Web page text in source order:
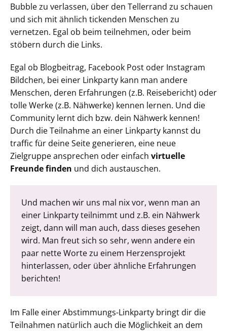
Bubble zu verlassen, über den Tellerrand zu schauen
und sich mit ähnlich tickenden Menschen zu
vernetzen. Egal ob beim teilnehmen, oder beim
stöbern durch die Links.
Egal ob Blogbeitrag, Facebook Post oder Instagram
Bildchen, bei einer Linkparty kann man andere
Menschen, deren Erfahrungen (z.B. Reisebericht) oder
tolle Werke (z.B. Nähwerke) kennen lernen. Und die
Community lernt dich bzw. dein Nähwerk kennen!
Durch die Teilnahme an einer Linkparty kannst du
traffic für deine Seite generieren, eine neue
Zielgruppe ansprechen oder einfach virtuelle
Freunde finden und dich austauschen.
Und machen wir uns mal nix vor, wenn man an
einer Linkparty teilnimmt und z.B. ein Nähwerk
zeigt, dann will man auch, dass dieses gesehen
wird. Man freut sich so sehr, wenn andere ein
paar nette Worte zu einem Herzensprojekt
hinterlassen, oder über ähnliche Erfahrungen
berichten!
Im Falle einer Abstimmungs-Linkparty bringt dir die
Teilnahmen natürlich auch die Möglichkeit an dem